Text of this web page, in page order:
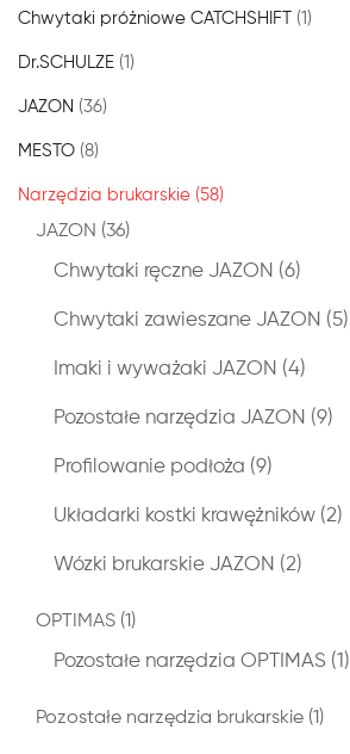
Chwytaki próżniowe CATCHSHIFT (1)
Dr.SCHULZE (1)
JAZON (36)
MESTO (8)
Narzędzia brukarskie (58)
JAZON (36)
Chwytaki ręczne JAZON (6)
Chwytaki zawieszane JAZON (5)
Imaki i wyważaki JAZON (4)
Pozostałe narzędzia JAZON (9)
Profilowanie podłoża (9)
Układarki kostki krawężników (2)
Wózki brukarskie JAZON (2)
OPTIMAS (1)
Pozostałe narzędzia OPTIMAS (1)
Pozostałe narzędzia brukarskie (1)